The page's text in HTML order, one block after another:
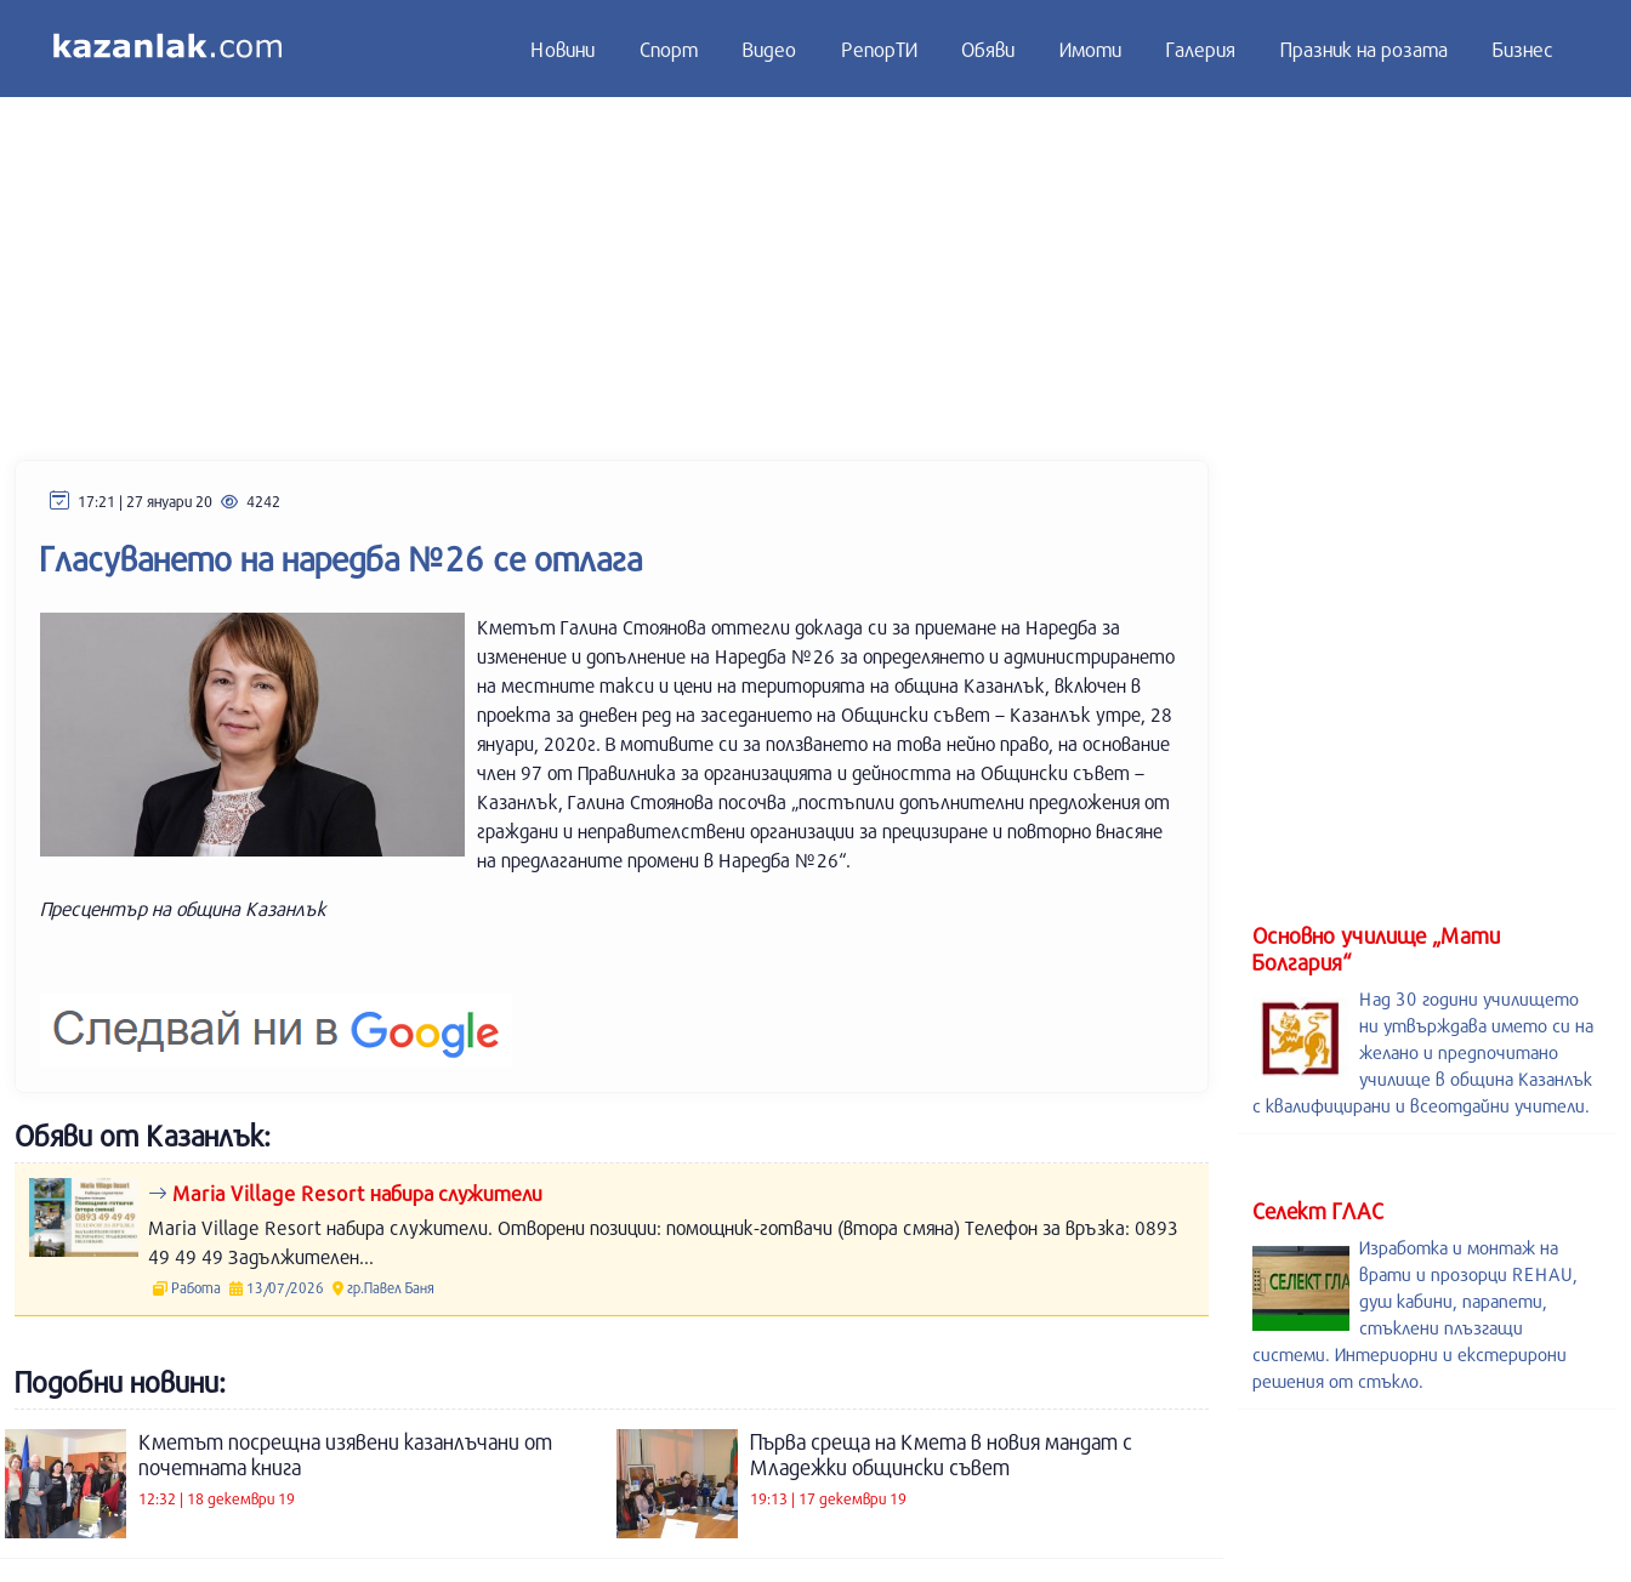
Новини Спорт Видео РепорТИ Обяви Имоти Галерия Празник на розата Бизнес
17:21 | 27 януари 20 4242
Гласуването на наредба №26 се отлага
Кметът Галина Стоянова оттегли доклада си за приемане на Наредба за
изменение и допълнение на Наредба №26 за определянето и администрирането
на местните такси и цени на територията на община Казанлък, включен в
проекта за дневен ред на заседанието на Общински съвет – Казанлък утре, 28
януари, 2020г. В мотивите си за ползването на това нейно право, на основание
член 97 от Правилника за организацията и дейността на Общински съвет –
Казанлък, Галина Стоянова посочва „постъпили допълнителни предложения от
граждани и неправителствени организации за прецизиране и повторно внасяне
на предлаганите промени в Наредба №26“.
Пресцентър на община Казанлък
Обяви от Казанлък:
Maria Village Resort набира служители
Maria Village Resort набира служители. Отворени позиции: помощник-готвачи (втора смяна) Телефон за връзка: 0893
49 49 49 Задължителен...
Работа 13/07/2026 гр.Павел Баня
Подобни новини:
Кметът посрещна изявени казанлъчани от
почетната книга
12:32 | 18 декември 19
Първа среща на Кмета в новия мандат с
Младежки общински съвет
19:13 | 17 декември 19
Основно училище „Мати
Болгария“
Над 30 години училището
ни утвърждава името си на
желано и предпочитано
училище в община Казанлък
с квалифицирани и всеотдайни учители.
Селект ГЛАС
Изработка и монтаж на
врати и прозорци REHAU,
душ кабини, парапети,
стъклени плъзгащи
системи. Интериорни и екстерирони
решения от стъкло.